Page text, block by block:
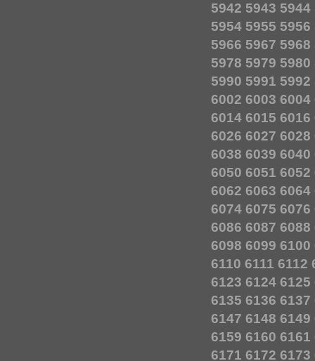
5942 5943 5944
5954 5955 5956
5966 5967 5968
5978 5979 5980
5990 5991 5992
6002 6003 6004
6014 6015 6016
6026 6027 6028
6038 6039 6040
6050 6051 6052
6062 6063 6064
6074 6075 6076
6086 6087 6088
6098 6099 6100
6110 6111 6112
6123 6124 6125
6135 6136 6137
6147 6148 6149
6159 6160 6161
6171 6172 6173